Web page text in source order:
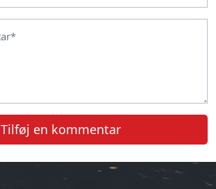
Tilføj en kommentar